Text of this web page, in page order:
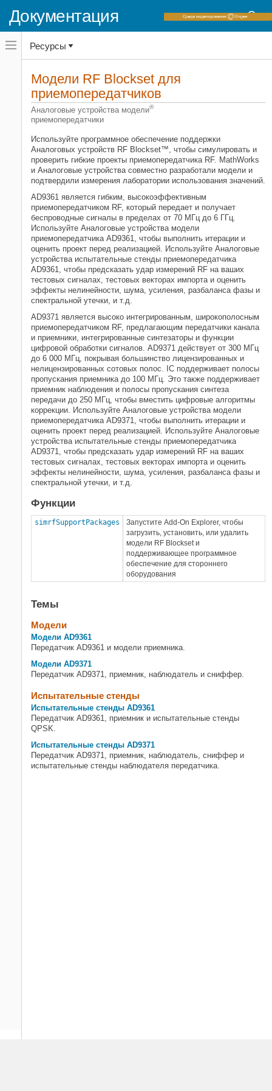
Документация
Переключатель
навигационного
меню
переключатель
навигационного
RF Blockset
Категория
Начало работы с RF Blockset
Моделирование огибающей схемы
Эквивалентная основополосная
симуляция
Идеализированная основополосная
симуляция
Модели RF Blockset для
приемопередатчиков
Ресурсы
Модели RF Blockset для
приемопередатчиков
Аналоговые устройства модели®
приемопередатчики
Используйте программное обеспечение поддержки
Аналоговых устройств RF Blockset™, чтобы симулировать и
проверить гибкие проекты приемопередатчика RF. MathWorks
и Аналоговые устройства совместно разработали модели и
подтвердили измерения лаборатории использования значений.
AD9361 является гибким, высокоэффективным
приемопередатчиком RF, который передает и получает
беспроводные сигналы в пределах от 70 МГц до 6 ГГц.
Используйте Аналоговые устройства модели
приемопередатчика AD9361, чтобы выполнить итерации и
оценить проект перед реализацией. Используйте Аналоговые
устройства испытательные стенды приемопередатчика
AD9361, чтобы предсказать удар измерений RF на ваших
тестовых сигналах, тестовых векторах импорта и оценить
эффекты нелинейности, шума, усиления, разбаланса фазы и
спектральной утечки, и т.д.
AD9371 является высоко интегрированным, широкополосным
приемопередатчиком RF, предлагающим передатчики канала
и приемники, интегрированные синтезаторы и функции
цифровой обработки сигналов. AD9371 действует от 300 МГц
до 6 000 МГц, покрывая большинство лицензированных и
нелицензированных сотовых полос. IC поддерживает полосы
пропускания приемника до 100 МГц. Это также поддерживает
приемник наблюдения и полосы пропускания синтеза
передачи до 250 МГц, чтобы вместить цифровые алгоритмы
коррекции. Используйте Аналоговые устройства модели
приемопередатчика AD9371, чтобы выполнить итерации и
оценить проект перед реализацией. Используйте Аналоговые
устройства испытательные стенды приемопередатчика
AD9371, чтобы предсказать удар измерений RF на ваших
тестовых сигналах, тестовых векторах импорта и оценить
эффекты нелинейности, шума, усиления, разбаланса фазы и
спектральной утечки, и т.д.
Функции
simrfSupportPackages
Запустите Add-On Explorer, чтобы
загрузить, установить, или удалить
модели RF Blocksetи
поддерживающее программное
обеспечение для стороннего
оборудования
Темы
Модели
Модели AD9361
Передатчик AD9361 и модели приемника.
Модели AD9371
Передатчик AD9371, приемник, наблюдатель и сниффер.
Испытательные стенды
Испытательные стенды AD9361
Передатчик AD9361, приемник и испытательные стенды
QPSK.
Испытательные стенды AD9371
Передатчик AD9371, приемник, наблюдатель, сниффер и
испытательные стенды наблюдателя передатчика.